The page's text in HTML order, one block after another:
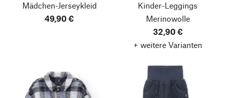
Mädchen-Jerseykleid
49,90 €
Kinder-Leggings
Merinowolle
32,90 €
+ weitere Varianten